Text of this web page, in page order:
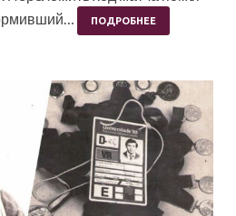
ПОДРОБНЕЕ